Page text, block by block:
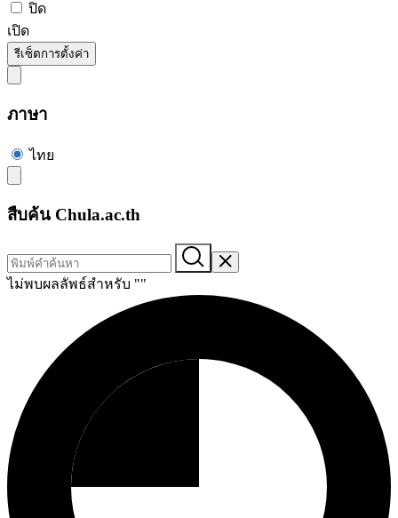
ปิด
เปิด
รีเซ็ตการตั้งค่า
ภาษา
ไทย
สืบค้น Chula.ac.th
ไม่พบผลลัพธ์สำหรับ ""